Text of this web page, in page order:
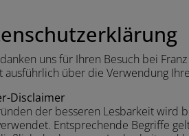
uns für Ihren Besuch bei
ausführlich über die Verwendung
Disclaimer
der besseren Lesbarkeit wird
Entsprechende Begriffe